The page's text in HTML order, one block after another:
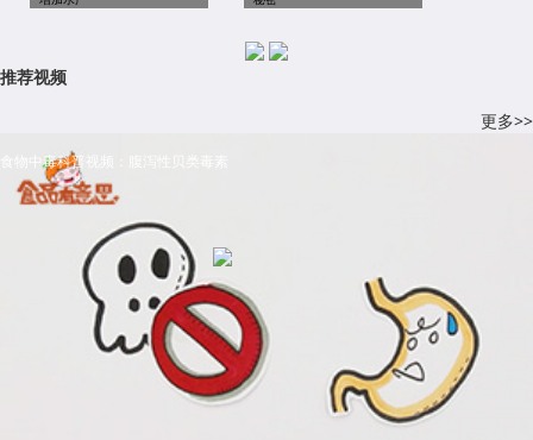
推荐视频
更多>>
食物中毒科普视频：腹泻性贝类毒素